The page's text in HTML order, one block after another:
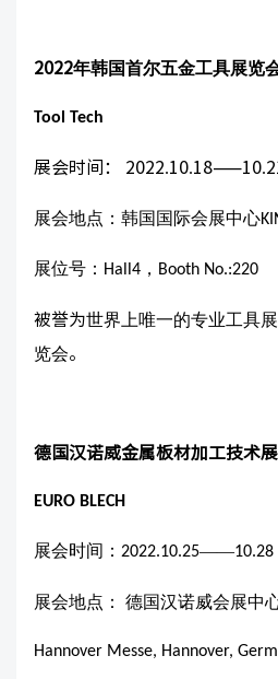
2022年韩国首尔五金工具展览
Tool Tech
展会时间： 2022.10.18——10.
展会地点：韩国国际会展中心
展位号： Hall4 ， Booth No.:220
被誉为世界上唯一的专业工具
览会。
德国汉诺威金属板材加工技术
EURO BLECH
展会时间： 2022.10.25——10.28
展会地点： 德国汉诺威会展中
Hannover Messe, Hannover,